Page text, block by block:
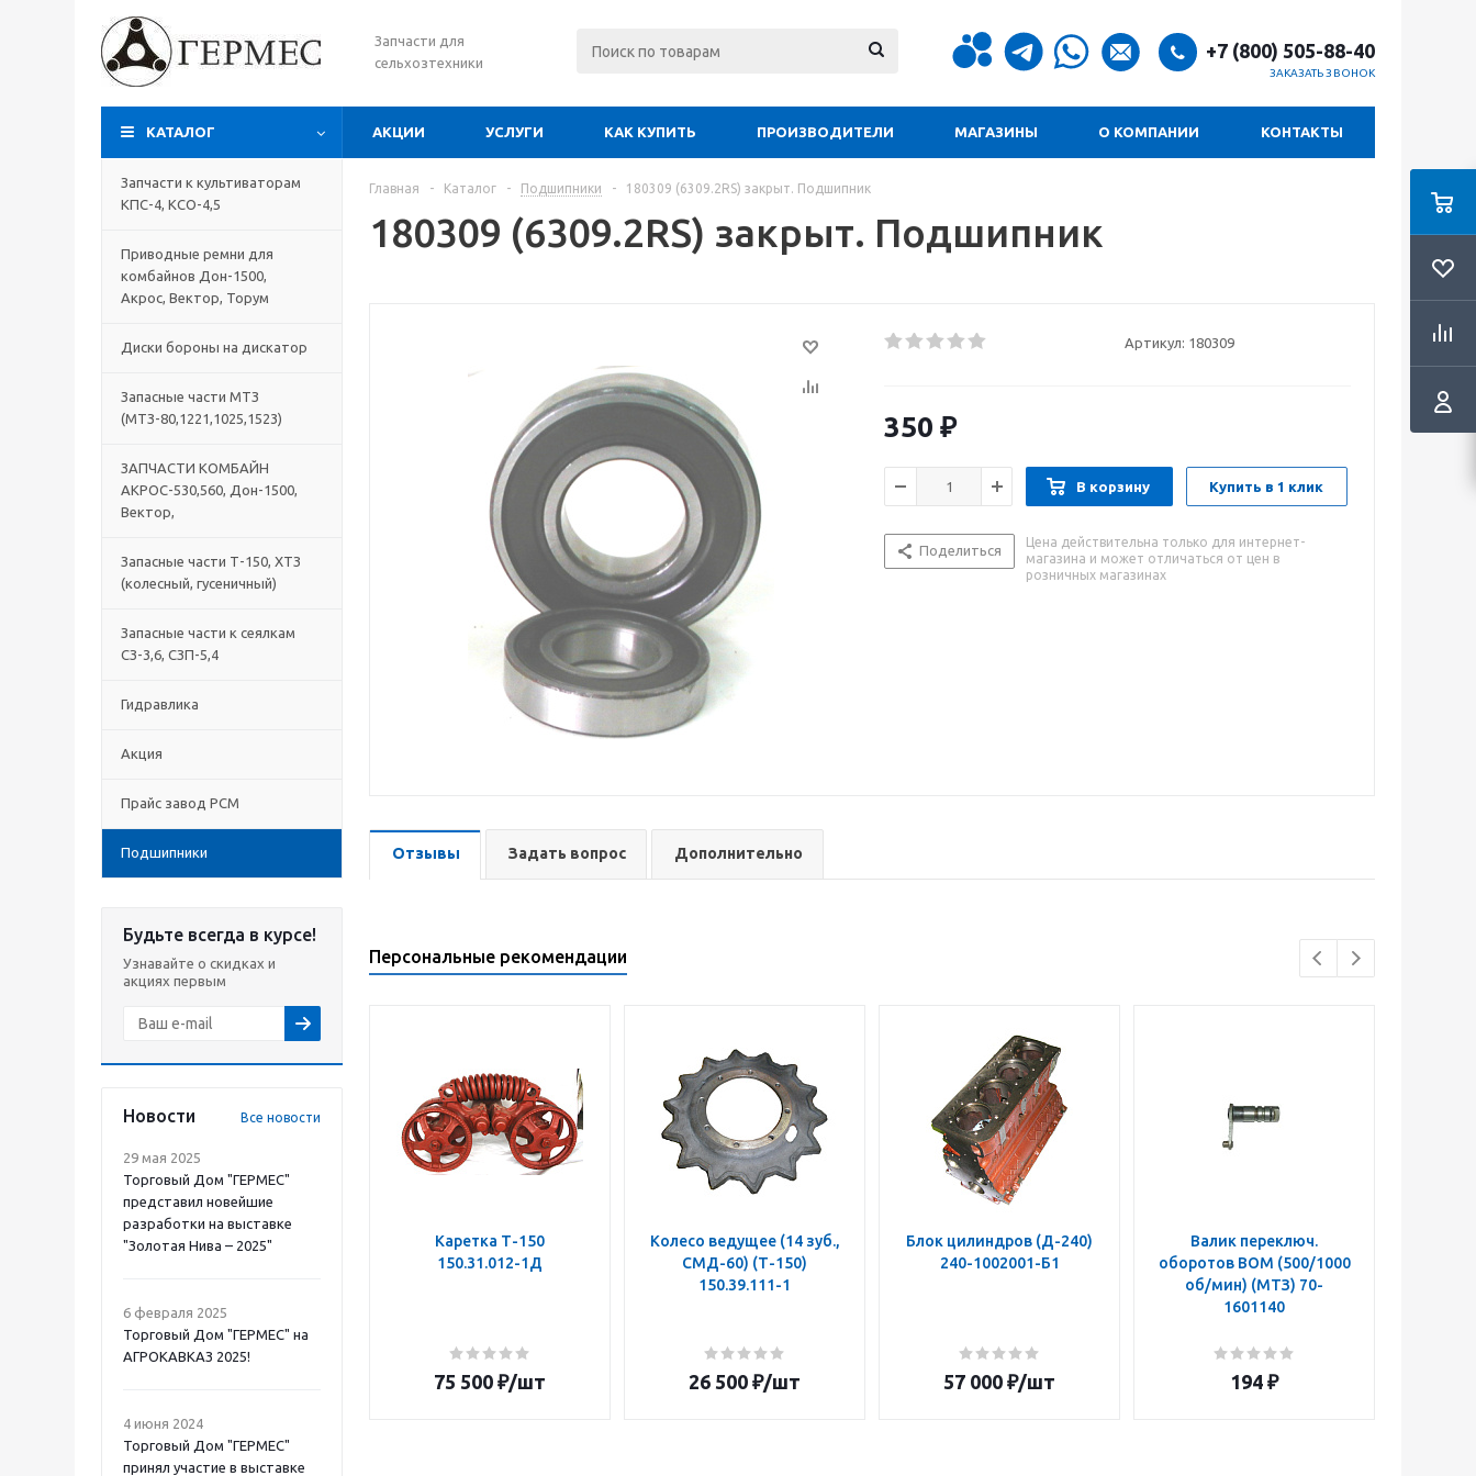
Запчасти для
сельхозтехники
+7 (800) 505-88-40
ЗАКАЗАТЬ ЗВОНОК
КАТАЛОГ АКЦИИ УСЛУГИ КАК КУПИТЬ ПРОИЗВОДИТЕЛИ МАГАЗИНЫ О КОМПАНИИ КОНТАКТЫ
Запчасти к культиваторам
КПС-4, КСО-4,5
Приводные ремни для
комбайнов Дон-1500,
Акрос, Вектор, Торум
Диски бороны на дискатор
Запасные части МТЗ
(МТЗ-80,1221,1025,1523)
ЗАПЧАСТИ КОМБАЙН
АКРОС-530,560, Дон-1500,
Вектор,
Запасные части Т-150, ХТЗ
(колесный, гусеничный)
Запасные части к сеялкам
СЗ-3,6, СЗП-5,4
Гидравлика
Акция
Прайс завод РСМ
Подшипники
Будьте всегда в курсе!
Узнавайте о скидках и
акциях первым
Новости Все новости
29 мая 2025
Торговый Дом "ГЕРМЕС"
представил новейшие
разработки на выставке
"Золотая Нива – 2025"
6 февраля 2025
Торговый Дом "ГЕРМЕС" на
АГРОКАВКАЗ 2025!
4 июня 2024
Торговый Дом "ГЕРМЕС"
принял участие в выставке
Главная - Каталог - Подшипники - 180309 (6309.2RS) закрыт. Подшипник
180309 (6309.2RS) закрыт. Подшипник
Артикул: 180309
350 ₽
В корзину Купить в 1 клик
Поделиться
Цена действительна только для интернет-
магазина и может отличаться от цен в
розничных магазинах
Отзывы Задать вопрос Дополнительно
Персональные рекомендации
Каретка Т-150
150.31.012-1Д
75 500 ₽/шт
Колесо ведущее (14 зуб.,
СМД-60) (Т-150)
150.39.111-1
26 500 ₽/шт
Блок цилиндров (Д-240)
240-1002001-Б1
57 000 ₽/шт
Валик переключ.
оборотов ВОМ (500/1000
об/мин) (МТЗ) 70-
1601140
194 ₽